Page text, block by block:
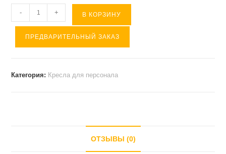
Количество
товара
Кресло
- + В КОРЗИНУ
ПРЕДВАРИТЕЛЬНЫЙ ЗАКАЗ
Категория: Кресла для персонала
ОТЗЫВЫ (0)